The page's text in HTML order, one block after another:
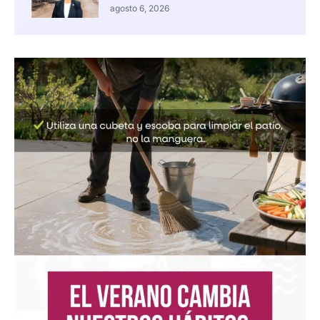
agosto 6, 2026